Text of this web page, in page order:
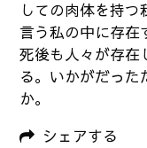
しての肉体を持つ
言う私の中に存在
死後も人々が存在
る。いかがだった
か。
シェアする